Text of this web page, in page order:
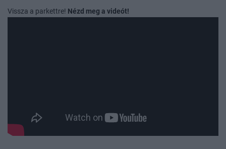
Vissza a parkettre! Nézd meg a videót!